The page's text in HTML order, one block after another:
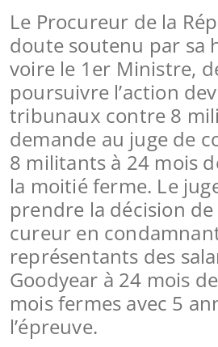
Le Procureur de la
doute soutenu par sa
voire le 1er Ministre,
poursuivre l’action
tribunaux contre 8
demande au juge de
8 militants à 24 mois
la moitié ferme. Le
prendre la décision
cureur en
représentants des
Goodyear à 24 mois
mois fermes avec 5
l’épreuve.